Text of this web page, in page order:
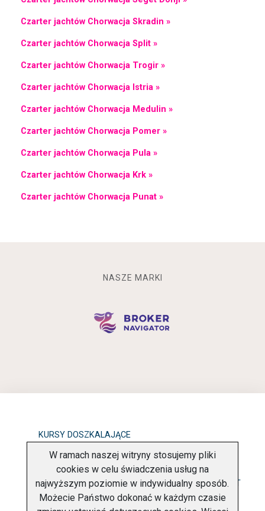
Czarter jachtów Chorwacja Skradin »
Czarter jachtów Chorwacja Split »
Czarter jachtów Chorwacja Trogir »
Czarter jachtów Chorwacja Istria »
Czarter jachtów Chorwacja Medulin »
Czarter jachtów Chorwacja Pomer »
Czarter jachtów Chorwacja Pula »
Czarter jachtów Chorwacja Krk »
Czarter jachtów Chorwacja Punat »
NASZE MARKI
KURSY DOSZKALAJĄCE
OBOWIĄZEK INFORMACYJNY
POLITYKA PRYWATNOŚCI O FIRMIE KONTAKT
W ramach naszej witryny stosujemy pliki
cookies w celu świadczenia usług na
najwyższym poziomie w indywidualny sposób.
Możecie Państwo dokonać w każdym czasie